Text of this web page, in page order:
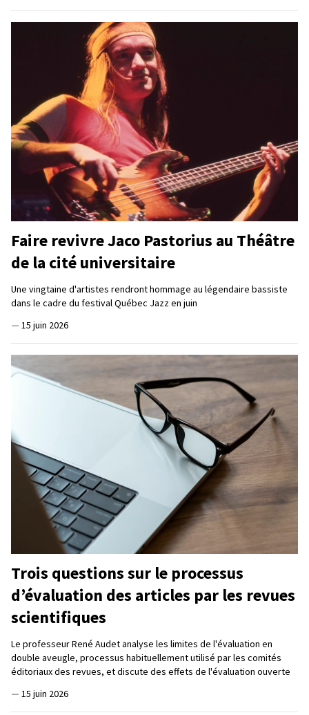
Faire revivre Jaco Pastorius au Théâtre
de la cité universitaire
Une vingtaine d'artistes rendront hommage au légendaire bassiste
dans le cadre du festival Québec Jazz en juin
— 15 juin 2026
Trois questions sur le processus
d’évaluation des articles par les revues
scientifiques
Le professeur René Audet analyse les limites de l'évaluation en
double aveugle, processus habituellement utilisé par les comités
éditoriaux des revues, et discute des effets de l'évaluation ouverte
— 15 juin 2026